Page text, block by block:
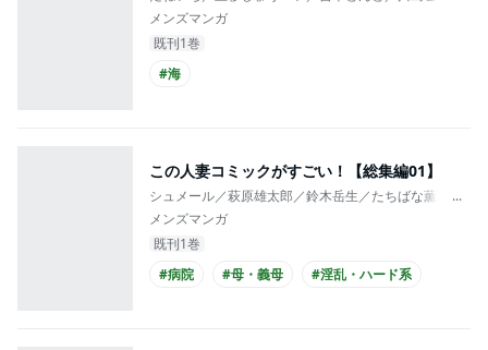
メンズマンガ
既刊1巻
#海
この人妻コミックがすごい！【総集編01】
シュメール／萩原雄太郎／鈴木岳生／たちばな薫／ｍａ
...
メンズマンガ
既刊1巻
#病院
#母・義母 #淫乱・ハード系